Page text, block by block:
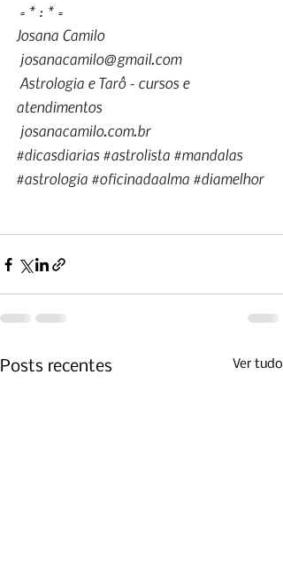
= * : * =
Josana Camilo
josanacamilo@gmail.com
Astrologia e Tarô - cursos e
atendimentos
josanacamilo.com.br
#dicasdiarias #astrolista #mandalas
#astrologia #oficinadaalma #diamelhor
Posts recentes Ver tudo